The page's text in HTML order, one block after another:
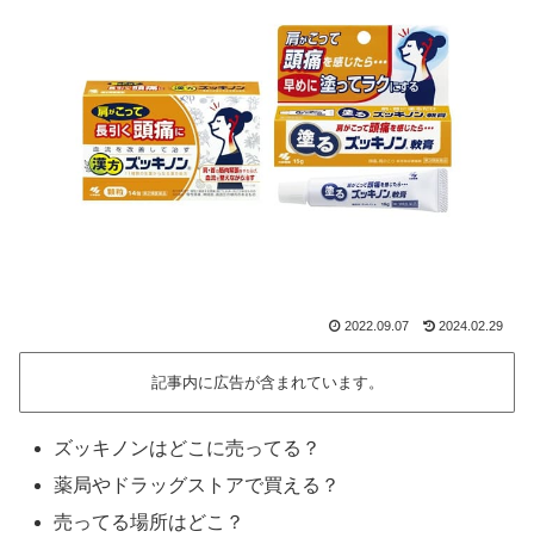
2022.09.07 2024.02.29
記事内に広告が含まれています。
ズッキノンはどこに売ってる？
薬局やドラッグストアで買える？
売ってる場所はどこ？